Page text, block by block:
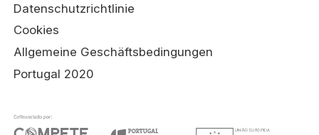
Datenschutzrichtlinie
Cookies
Allgemeine Geschäftsbedingungen
Portugal 2020